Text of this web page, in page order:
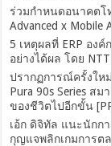
ร่วมกำหนดอนาคตโ
Advanced x Mobile
5 เหตุผลที่ ERP อง
อย่างได้ผล โดย NTT
ปรากฏการณ์ครั้งใหม่
Pura 90s Series ส
ของชีวิตไปอีกขั้น
เอ้ก ดิจิทัล แนะนักกา
กุญแจพลิกเกมการต